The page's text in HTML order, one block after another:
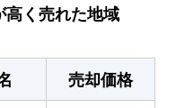
く売れた地域
売却価格